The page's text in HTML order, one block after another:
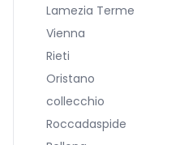
Lamezia Terme
Vienna
Rieti
Oristano
collecchio
Roccadaspide